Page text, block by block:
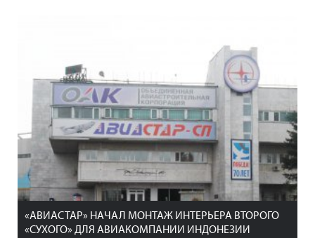
«АВИАСТАР» НАЧАЛ МОНТАЖ ИНТЕРЬЕРА ВТОРОГО
«СУХОГО» ДЛЯ АВИАКОМПАНИИ ИНДОНЕЗИИ